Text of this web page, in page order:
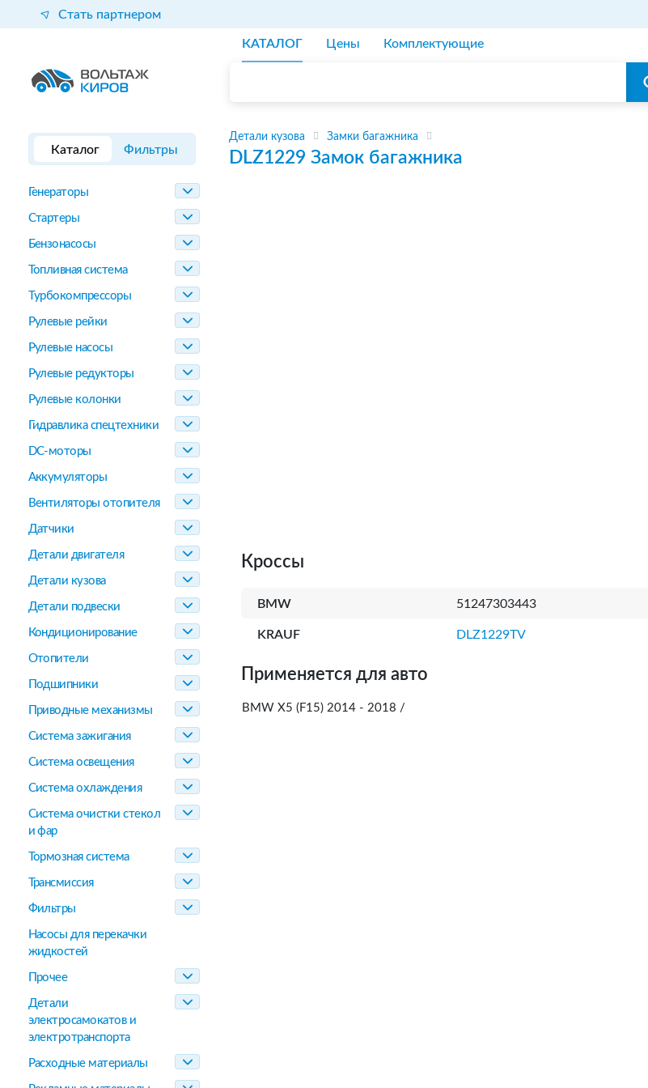
Стать партнером
КАТАЛОГ Цены Комплектующие
Каталог Фильтры
Генераторы
Стартеры
Бензонасосы
Топливная система
Турбокомпрессоры
Рулевые рейки
Рулевые насосы
Рулевые редукторы
Рулевые колонки
Гидравлика спецтехники
DC-моторы
Аккумуляторы
Вентиляторы отопителя
Датчики
Детали двигателя
Детали кузова
Детали подвески
Кондиционирование
Отопители
Подшипники
Приводные механизмы
Система зажигания
Система освещения
Система охлаждения
Система очистки стекол
и фар
Тормозная система
Трансмиссия
Фильтры
Насосы для перекачки
жидкостей
Прочее
Детали
электросамокатов и
электротранспорта
Расходные материалы
Детали кузова Замки багажника
DLZ1229 Замок багажника
Кроссы
BMW 51247303443
KRAUF DLZ1229TV
Применяется для авто
BMW X5 (F15) 2014 - 2018 /